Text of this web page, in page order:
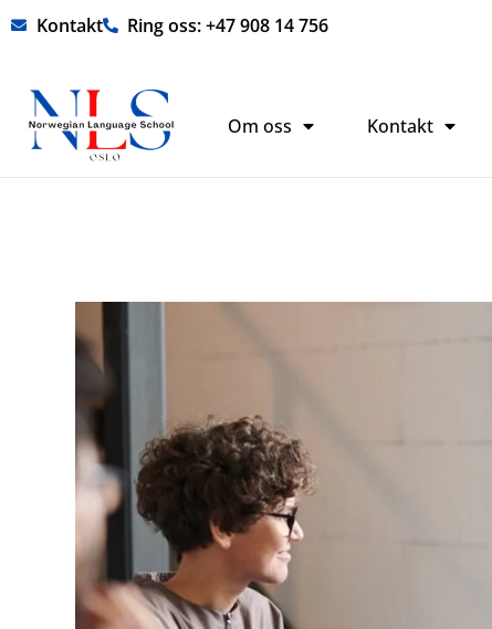
Hopp
innholdet
Kontakt Ring oss: +47 908 14 756
Om oss Kontakt